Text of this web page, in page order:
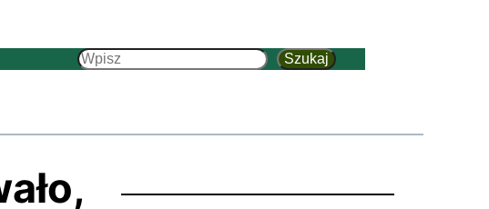
Szukaj
Szukaj